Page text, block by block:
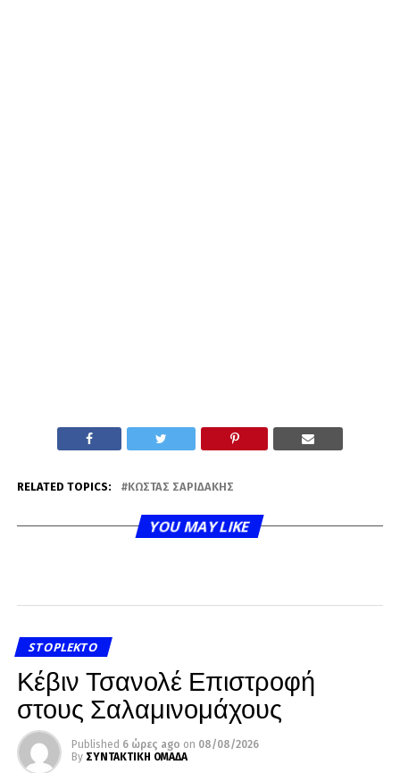
RELATED TOPICS: ΚΏΣΤΑΣ ΣΑΡΙΔΆΚΗΣ
YOU MAY LIKE
STOPLEKTO
Κέβιν Τσανολέ Επιστροφή
στους Σαλαμινομάχους
Published 6 ώρες ago on 08/08/2026
By ΣΥΝΤΑΚΤΙΚΗ ΟΜΑΔΑ